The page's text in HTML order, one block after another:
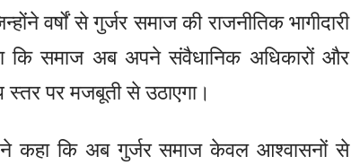
वर्षों से गुर्जर समाज की राजनीतिक भागीदारी
समाज अब अपने संवैधानिक अधिकारों और
स्तर पर मजबूती से उठाएगा।
कहा कि अब गुर्जर समाज केवल आश्वासनों से